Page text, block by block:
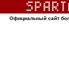
Официальный сайт